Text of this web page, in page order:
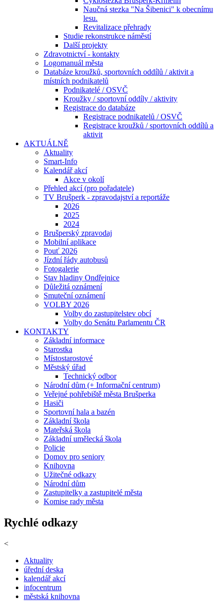
Naučná stezka "Na Šibenici" k obecnímu
lesu.
Revitalizace přehrady
Studie rekonstrukce náměstí
Další projekty
Zdravotnictví - kontakty
Logomanuál města
Databáze kroužků, sportovních oddílů / aktivit a
místních podnikatelů
Podnikatelé / OSVČ
Kroužky / sportovní oddíly / aktivity
Registrace do databáze
Registrace podnikatelů / OSVČ
Registrace kroužků / sportovních oddílů a
aktivit
AKTUÁLNĚ
Aktuality
Smart-Info
Kalendář akcí
Akce v okolí
Přehled akcí (pro pořadatele)
TV Brušperk - zpravodajství a reportáže
2026
2025
2024
Brušperský zpravodaj
Mobilní aplikace
Pouť 2026
Jízdní řády autobusů
Fotogalerie
Stav hladiny Ondřejnice
Důležitá oznámení
Smuteční oznámení
VOLBY 2026
Volby do zastupitelstev obcí
Volby do Senátu Parlamentu ČR
KONTAKTY
Základní informace
Starostka
Místostarostové
Městský úřad
Technický odbor
Národní dům (+ Informační centrum)
Veřejné pohřebiště města Brušperka
Hasiči
Sportovní hala a bazén
Základní škola
Mateřská škola
Základní umělecká škola
Policie
Domov pro seniory
Knihovna
Užitečné odkazy
Národní dům
Zastupitelky a zastupitelé města
Komise rady města
Rychlé odkazy
<
Aktuality
úřední deska
kalendář akcí
infocentrum
městská knihovna